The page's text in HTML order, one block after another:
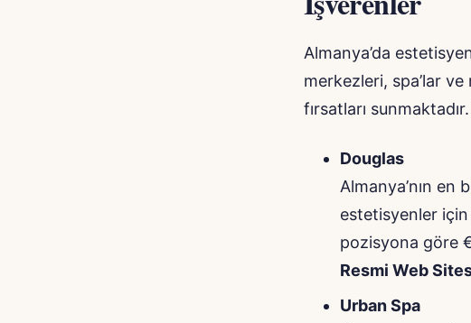
Almanya’da
merkezleri, spa’lar
fırsatları
Douglas
Almanya’nın en
estetisyenler için
pozisyona göre
Resmi Web
Urban Spa